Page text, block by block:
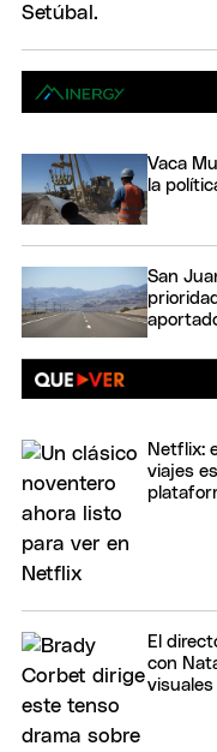
Vaca
la
San
Netflix:
viajes
El
con
visuales